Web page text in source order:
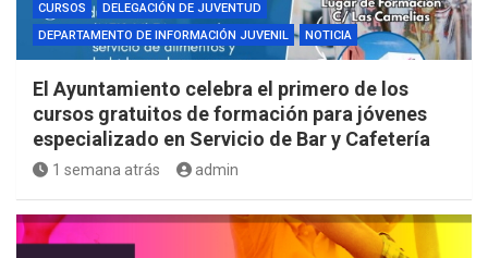
CURSOS
DELEGACIÓN DE JUVENTUD
DEPARTAMENTO DE INFORMACIÓN JUVENIL
NOTICIA
El Ayuntamiento celebra el primero de los
cursos gratuitos de formación para jóvenes
especializado en Servicio de Bar y Cafetería
1 semana atrás admin